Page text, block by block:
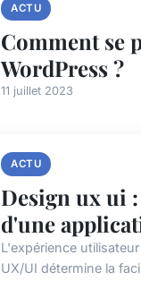
ACTU
Comment se
WordPress ?
11 juillet 2023
ACTU
Design ux ui
d'une
L'expérience
UX/UI détermine la